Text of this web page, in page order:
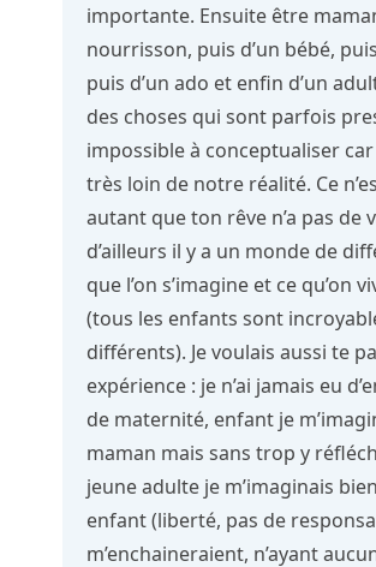
importante. Ensuite être
nourrisson, puis d’un bébé,
puis d’un ado et enfin d’un
des choses qui sont parfois
impossible à conceptualiser
très loin de notre réalité. Ce
autant que ton rêve n’a pas de
d’ailleurs il y a un monde de
que l’on s’imagine et ce qu’on
(tous les enfants sont
différents). Je voulais aussi te
expérience : je n’ai jamais eu
de maternité, enfant je
maman mais sans trop y
jeune adulte je m’imaginais
enfant (liberté, pas de
m’enchaineraient, n’ayant